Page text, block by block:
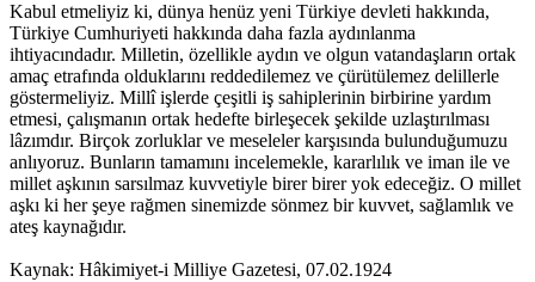
Kabul etmeliyiz ki, dünya henüz yeni Türkiye devleti hakkında,
Türkiye Cumhuriyeti hakkında daha fazla aydınlanma
ihtiyacındadır. Milletin, özellikle aydın ve olgun vatandaşların ortak
amaç etrafında olduklarını reddedilemez ve çürütülemez delillerle
göstermeliyiz. Millî işlerde çeşitli iş sahiplerinin birbirine yardım
etmesi, çalışmanın ortak hedefte birleşecek şekilde uzlaştırılması
lâzımdır. Birçok zorluklar ve meseleler karşısında bulunduğumuzu
anlıyoruz. Bunların tamamını incelemekle, kararlılık ve iman ile ve
millet aşkının sarsılmaz kuvvetiyle birer birer yok edeceğiz. O millet
aşkı ki her şeye rağmen sinemizde sönmez bir kuvvet, sağlamlık ve
ateş kaynağıdır.
Kaynak: Hâkimiyet-i Milliye Gazetesi, 07.02.1924